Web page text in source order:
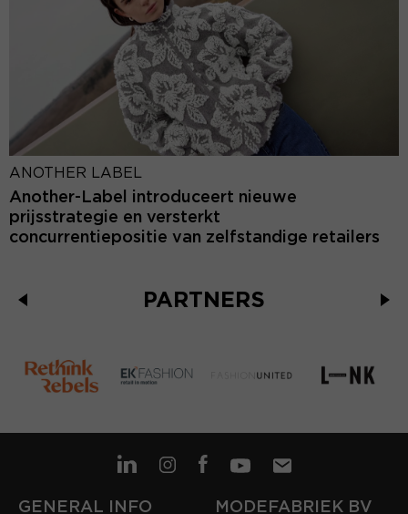
ANOTHER LABEL
Another-Label introduceert nieuwe
prijsstrategie en versterkt
concurrentiepositie van zelfstandige retailers
PARTNERS
GENERAL INFO MODEFABRIEK BV